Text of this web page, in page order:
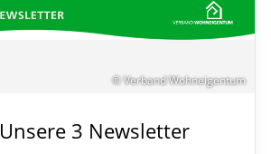
© Verband Wohneigentum
Unsere 3 Newsletter